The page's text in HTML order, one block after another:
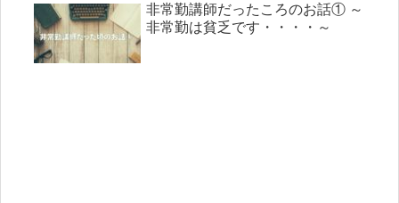
非常勤講師だったころのお話① ～
非常勤は貧乏です・・・・～